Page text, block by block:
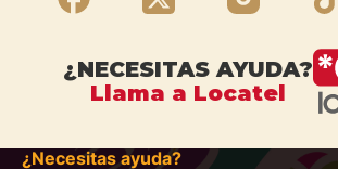
¿NECESITAS AYUDA?
Llama a Locatel
¿Necesitas ayuda?